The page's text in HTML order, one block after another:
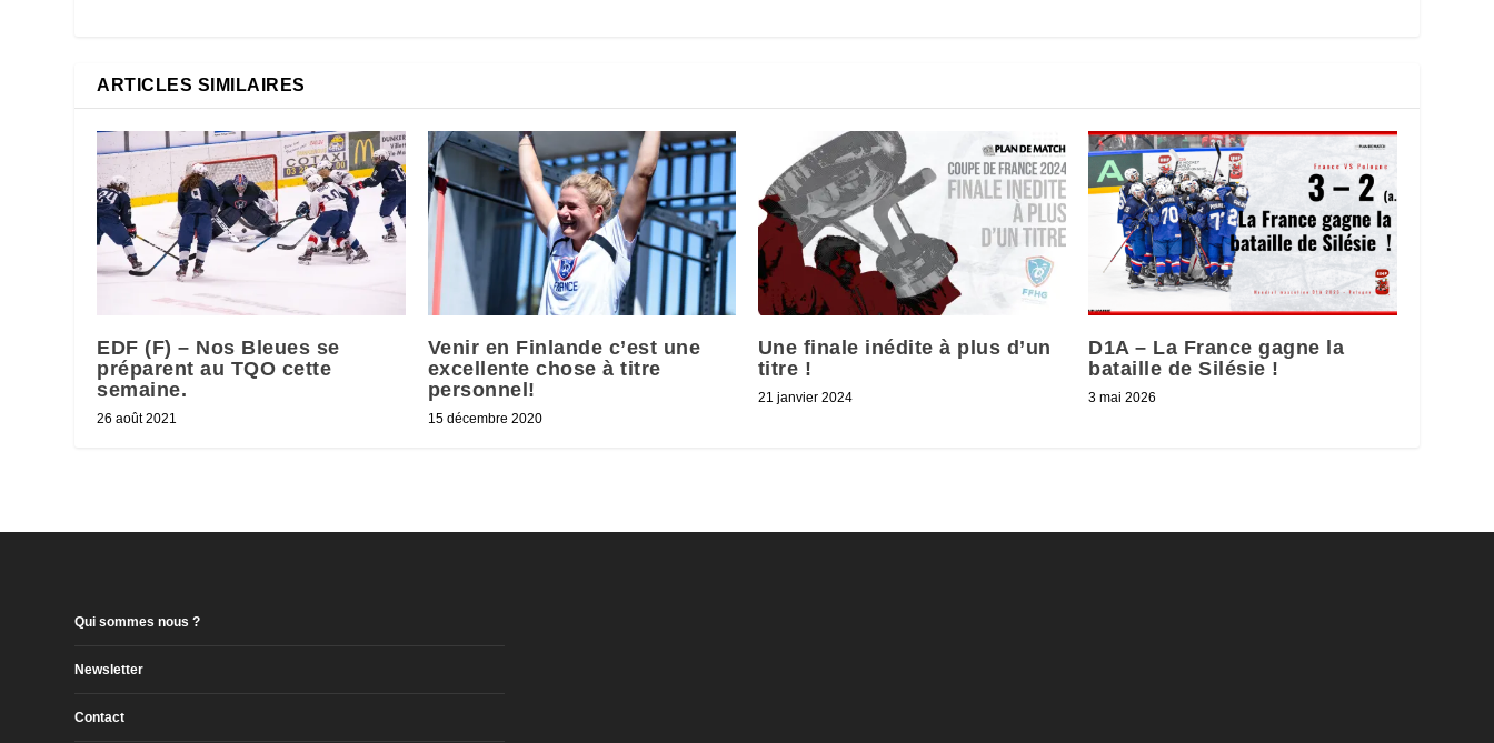
ARTICLES SIMILAIRES
EDF (F) – Nos Bleues se
préparent au TQO cette
semaine.
26 août 2021
Venir en Finlande c’est une
excellente chose à titre
personnel!
15 décembre 2020
Une finale inédite à plus d’un
titre !
21 janvier 2024
D1A – La France gagne la
bataille de Silésie !
3 mai 2026
Qui sommes nous ?
Newsletter
Contact